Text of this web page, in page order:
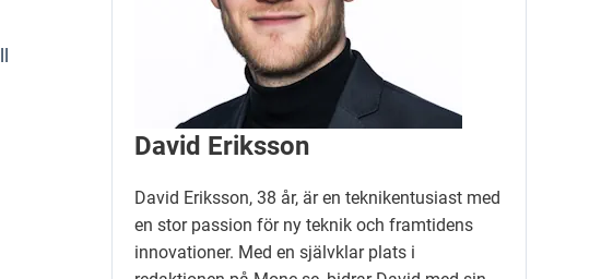
David Eriksson
David Eriksson, 38 år, är en teknikentusiast med
en stor passion för ny teknik och framtidens
innovationer. Med en självklar plats i